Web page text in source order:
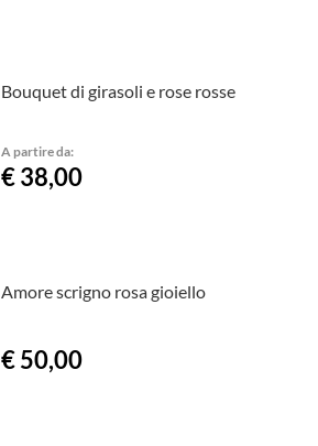
Bouquet di girasoli e rose rosse
A partire da:
€ 38,00
Amore scrigno rosa gioiello
€ 50,00